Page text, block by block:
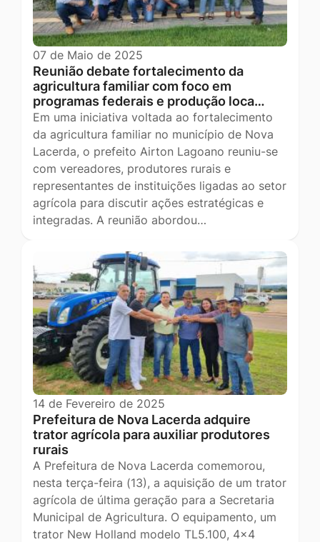
07 de Maio de 2025
Reunião debate fortalecimento da
agricultura familiar com foco em
programas federais e produção loca…
Em uma iniciativa voltada ao fortalecimento
da agricultura familiar no município de Nova
Lacerda, o prefeito Airton Lagoano reuniu-se
com vereadores, produtores rurais e
representantes de instituições ligadas ao setor
agrícola para discutir ações estratégicas e
integradas. A reunião abordou…
14 de Fevereiro de 2025
Prefeitura de Nova Lacerda adquire
trator agrícola para auxiliar produtores
rurais
A Prefeitura de Nova Lacerda comemorou,
nesta terça-feira (13), a aquisição de um trator
agrícola de última geração para a Secretaria
Municipal de Agricultura. O equipamento, um
trator New Holland modelo TL5.100, 4x4